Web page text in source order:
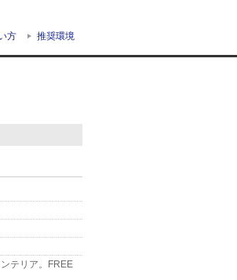
方 推奨環境
テリア。FREE